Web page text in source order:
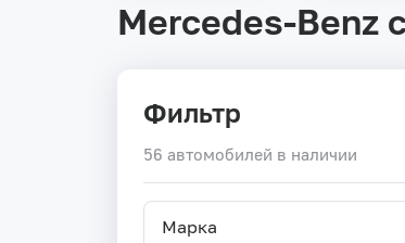
Mercedes-Benz
Фильтр
56 автомобилей в наличии
Марка